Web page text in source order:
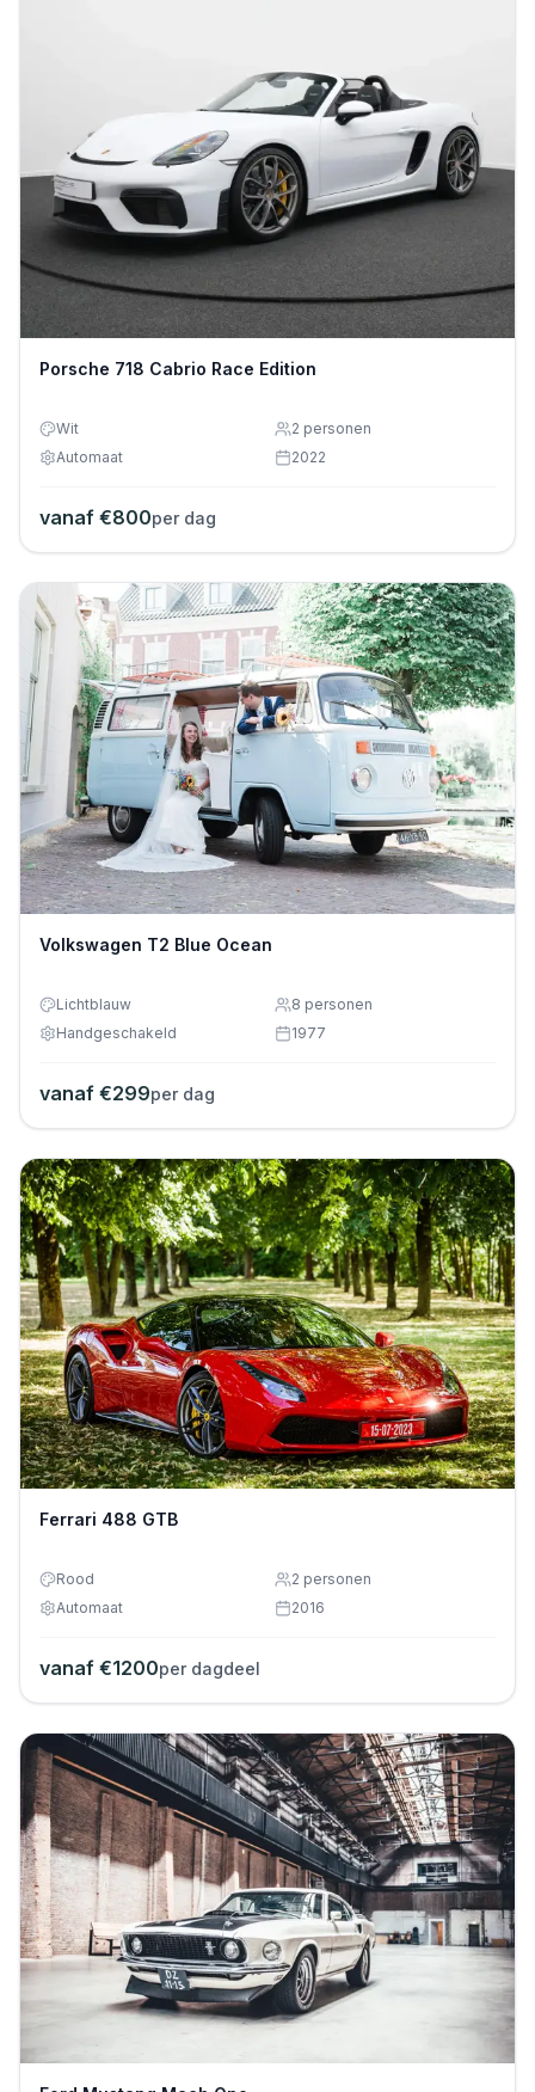
Porsche 718 Cabrio Race Edition
Wit 2 personen
Automaat
2022
vanaf €800per dag
Volkswagen T2 Blue Ocean
Lichtblauw 8 personen
Handgeschakeld
1977
vanaf €299per dag
Ferrari 488 GTB
Rood 2 personen
Automaat
2016
vanaf €1200per dagdeel